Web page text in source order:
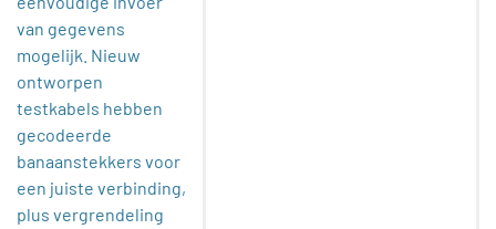
van gegevens
mogelijk. Nieuw
ontworpen
testkabels hebben
gecodeerde
banaanstekkers voor
een juiste verbinding,
plus vergrendeling